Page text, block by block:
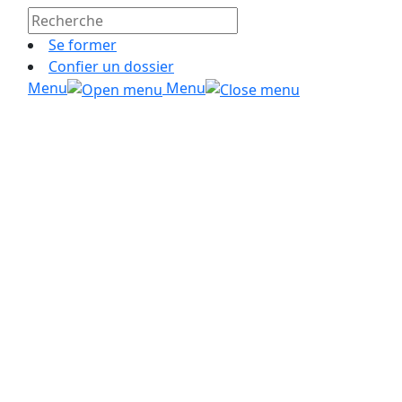
Se former
Confier un dossier
Menu
Menu